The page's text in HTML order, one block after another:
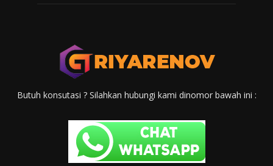
Butuh konsutasi ? Silahkan hubungi kami dinomor bawah ini :